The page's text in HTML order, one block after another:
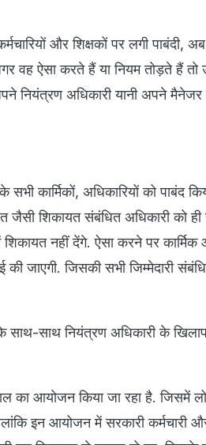
और शिक्षकों पर लगी पाबंदी,
वह ऐसा करते हैं या नियम तोड़ते हैं
नियंत्रण अधिकारी यानी अपने मैनेजर
कार्मिकों, अधिकारियों को पाबंद
जैसी शिकायत संबंधित अधिकारी को ही
शिकायत नहीं देंगे. ऐसा करने पर
जाएगी. जिसकी सभी जिम्मेदारी
साथ नियंत्रण अधिकारी के खिलाफ
का आयोजन किया जा रहा है. जिसमें
इन आयोजन में सरकारी कर्मचारी